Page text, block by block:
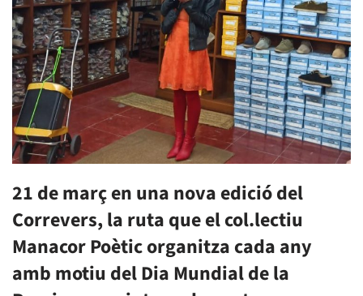
21 de març en una nova edició del
Correvers, la ruta que el col.lectiu
Manacor Poètic organitza cada any
amb motiu del Dia Mundial de la